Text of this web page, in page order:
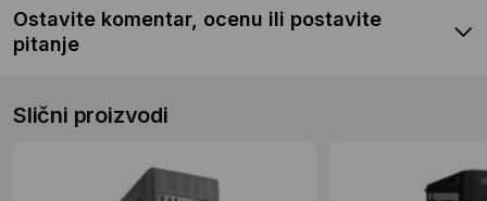
Ostavite komentar, ocenu ili postavite
pitanje
Slični proizvodi